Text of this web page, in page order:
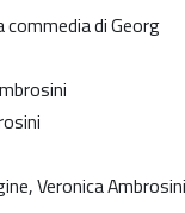
di Georg
Veronica Ambrosini